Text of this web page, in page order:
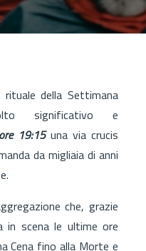
della Settimana
significativo e
ore 19:15una via crucis
da migliaia di anni
che, grazie
in scena le ultime ore
Cena fino alla Morte e